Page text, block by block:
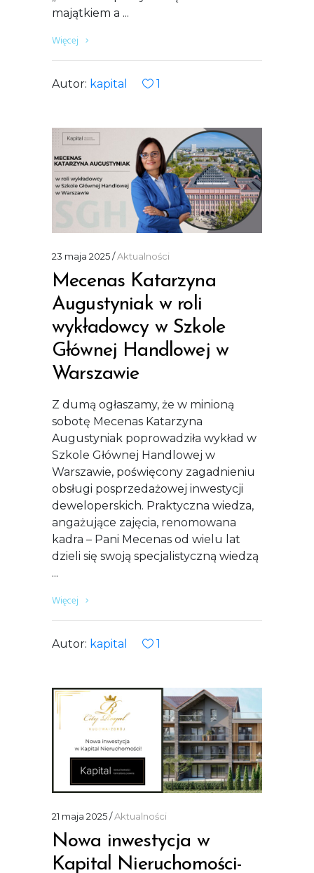
majątkiem a
Więcej
Autor: kapital 1
23 maja 2025 Aktualności
Mecenas Katarzyna
Augustyniak w roli
wykładowcy w Szkole
Głównej Handlowej w
Warszawie
Z dumą ogłaszamy, że w minioną
sobotę Mecenas Katarzyna
Augustyniak poprowadziła wykład w
Szkole Głównej Handlowej w
Warszawie, poświęcony zagadnieniu
obsługi posprzedażowej inwestycji
deweloperskich. Praktyczna wiedza,
angażujące zajęcia, renomowana
kadra – Pani Mecenas od wielu lat
dzieli się swoją specjalistyczną wiedzą
Więcej
Autor: kapital 1
21 maja 2025 Aktualności
Nowa inwestycja w
Kapital Nieruchomości-